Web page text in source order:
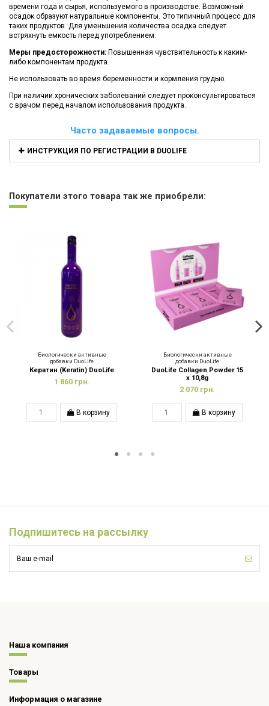
времени года и сырья, используемого в производстве. Возможный
осадок образуют натуральные компоненты. Это типичный процесс для
таких продуктов. Для уменьшения количества осадка следует
встряхнуть емкость перед употреблением.
Меры предосторожности: Повышенная чувствительность к каким-
либо компонентам продукта.
Не использовать во время беременности и кормления грудью.
При наличии хронических заболеваний следует проконсультироваться
с врачом перед началом использования продукта.
Часто задаваемые вопросы.
ИНСТРУКЦИЯ ПО РЕГИСТРАЦИИ В DUOLIFE
Покупатели этого товара так же приобрели:
Биологически активные
добавки DuoLife
Кератин (Keratin) DuoLife
1 860 грн.
В корзину
Биологически активные
добавки DuoLife
DuoLife Collagen Powder 15
x 10,8g
2 070 грн.
В корзину
Подпишитесь на рассылку
Наша компания
Товары
Информация о магазине